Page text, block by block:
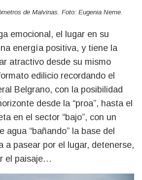
de Malvinas. Foto: Eugenia Neme.
emocional, el lugar en su
energía positiva, y tiene la
atractivo desde su mismo
edilicio recordando el
Belgrano, con la posibilidad
desde la “proa”, hasta el
en el sector “bajo”, con un
agua “bañando” la base del
a pasear por el lugar, detenerse,
el paisaje…